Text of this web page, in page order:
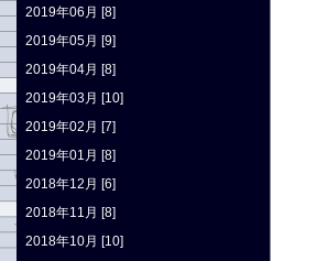
2019年06月 [8]
2019年05月 [9]
2019年04月 [8]
2019年03月 [10]
2019年02月 [7]
2019年01月 [8]
2018年12月 [6]
2018年11月 [8]
2018年10月 [10]